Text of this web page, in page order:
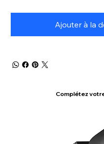
Ajouter à la
Complétez